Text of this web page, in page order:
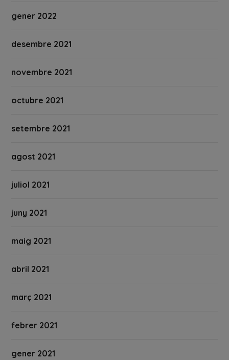
gener 2022
desembre 2021
novembre 2021
octubre 2021
setembre 2021
agost 2021
juliol 2021
juny 2021
maig 2021
abril 2021
març 2021
febrer 2021
gener 2021